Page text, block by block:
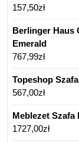
157,50zł
Berlinger Haus
Emerald
767,99zł
Topeshop
567,00zł
Meblezet Szafa
1727,00zł